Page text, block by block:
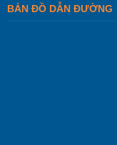
BẢN ĐỒ DẪN ĐƯỜNG